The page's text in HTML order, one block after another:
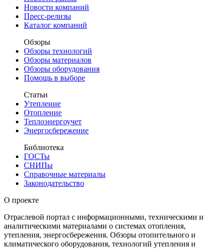
Новости компаний
Пресс-релизы
Каталог компаний
Обзоры
Обзоры технологий
Обзоры материалов
Обзоры оборудования
Помощь в выборе
Статьи
Утепление
Отопление
Теплоэнергоучет
Энергосбережение
Библиотека
ГОСТы
СНИПы
Справочные материалы
Законодательство
О проекте
Отраслевой портал с информационными, техническими и
аналитическими материалами о системах отопления,
утепления, энергосбережения. Обзоры отопительного и
климатического оборудования, технологий утепления и